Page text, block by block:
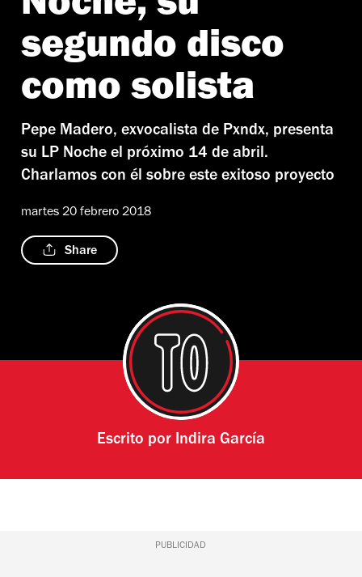
segundo disco
como solista
Pepe Madero, exvocalista de Pxndx, presenta
su LP Noche el próximo 14 de abril.
Charlamos con él sobre este exitoso proyecto
martes 20 febrero 2018
Share
Escrito por Indira García
PUBLICIDAD